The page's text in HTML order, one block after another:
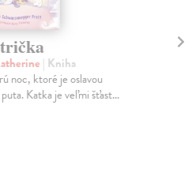
| Kniha
noc, ktoré je oslavou
Katka je veľmi šťast...